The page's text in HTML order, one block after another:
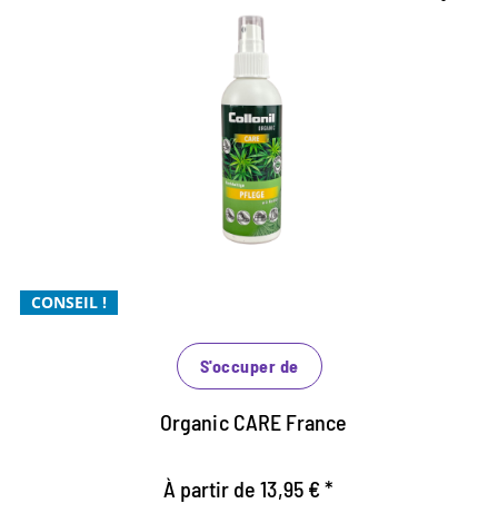
CONSEIL !
Soin durable à l'huile de chanvre
précieuse
entretien optimal pour les cuirs lisses et rugueux
ainsi que pour tous les matériaux synthétiques et
pour une utilisation sans problème dans des espaces
S'occuper de
Organic CARE France
À partir de 13,95 € *